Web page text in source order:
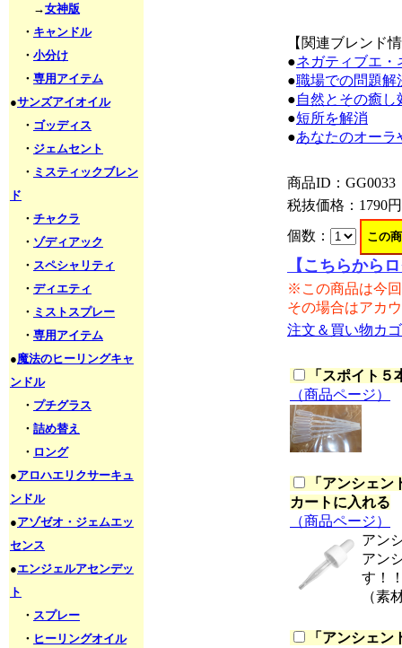
→女神版
・ キャンドル
・ 小分け
・ 専用アイテム
●サンズアイオイル
・ ゴッディス
・ ジェムセント
・ ミスティックブレン
ド
・ チャクラ
・ ゾディアック
・ スペシャリティ
・ ディエティ
・ ミストスプレー
・ 専用アイテム
●魔法のヒーリングキャ
ンドル
・ プチグラス
・ 詰め替え
・ ロング
●アロハエリクサーキュ
ンドル
●アゾゼオ・ジェムエッ
センス
●エンジェルアセンデッ
ト
・ スプレー
・ ヒーリングオイル
【関連ブレンド
●ネガティブエ・
●職場での問題解
●自然とその癒し
●短所を解消
●あなたのオーラ
商品ID：GG0033
税抜価格： 1790円
個数：
【こちらから
※この商品は今
その場合はアカ
注文＆買い物カ
「 スポイト５
（商品ページ）
「 アンシェン
カートに入れる
（商品ページ）
アン
アン
す！
（素
「 アンシェン